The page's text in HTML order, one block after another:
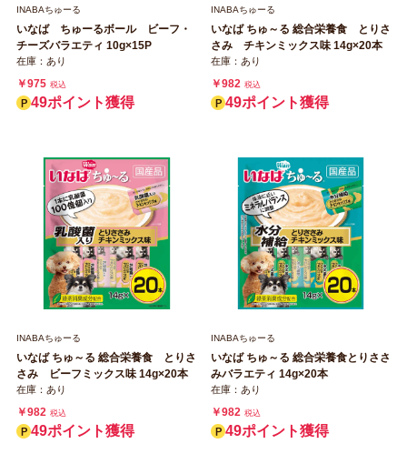
INABAちゅーる
いなば ちゅーるボール ビーフ・
チーズバラエティ 10g×15P
在庫：あり
￥975 税込
49ポイント獲得
INABAちゅーる
いなば ちゅ～る 総合栄養食 とりさ
さみ チキンミックス味 14g×20本
在庫：あり
￥982 税込
49ポイント獲得
INABAちゅーる
いなば ちゅ～る 総合栄養食 とりさ
さみ ビーフミックス味 14g×20本
在庫：あり
￥982 税込
49ポイント獲得
INABAちゅーる
いなば ちゅ～る 総合栄養食とりささ
みバラエティ 14g×20本
在庫：あり
￥982 税込
49ポイント獲得